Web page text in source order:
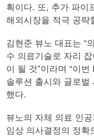
획이다. 또, 추가 파이
해외시장을 적극 공략
김현준 뷰노 대표는 “
수 의료기술로 자리
이 될 것”이라며 “이
솔루션 출시와 글로벌
했다.
뷰노의 자체 의료 인공
임상 의사결정의 정확